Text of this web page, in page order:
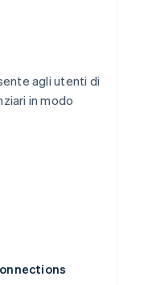
agli utenti di
in modo